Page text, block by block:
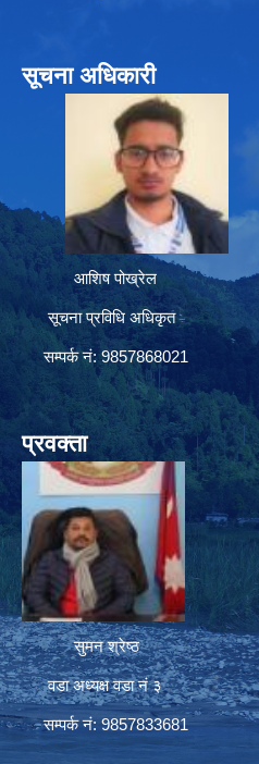
सूचना अधिकारी
आशिष पोख्रेल
सूचना प्रविधि अधिकृत
सम्पर्क नं: 9857868021
प्रवक्ता
सुमन श्रेष्ठ
वडा अध्यक्ष वडा नं ३
सम्पर्क नं: 9857833681